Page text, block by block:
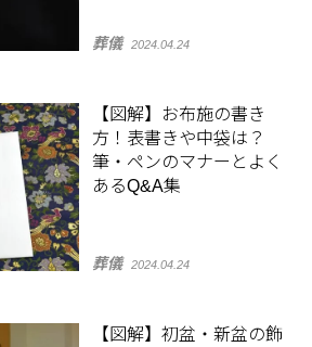
葬儀 2024.04.24
【図解】お布施の書き
方！表書きや中袋は？
筆・ペンのマナーとよく
あるQ&A集
葬儀 2024.04.24
【図解】初盆・新盆の飾